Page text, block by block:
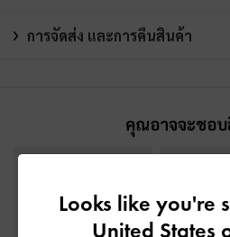
การจัดส่ง และการคืนสินค้า
คุณอาจจะชอ
Looks like you're
United States